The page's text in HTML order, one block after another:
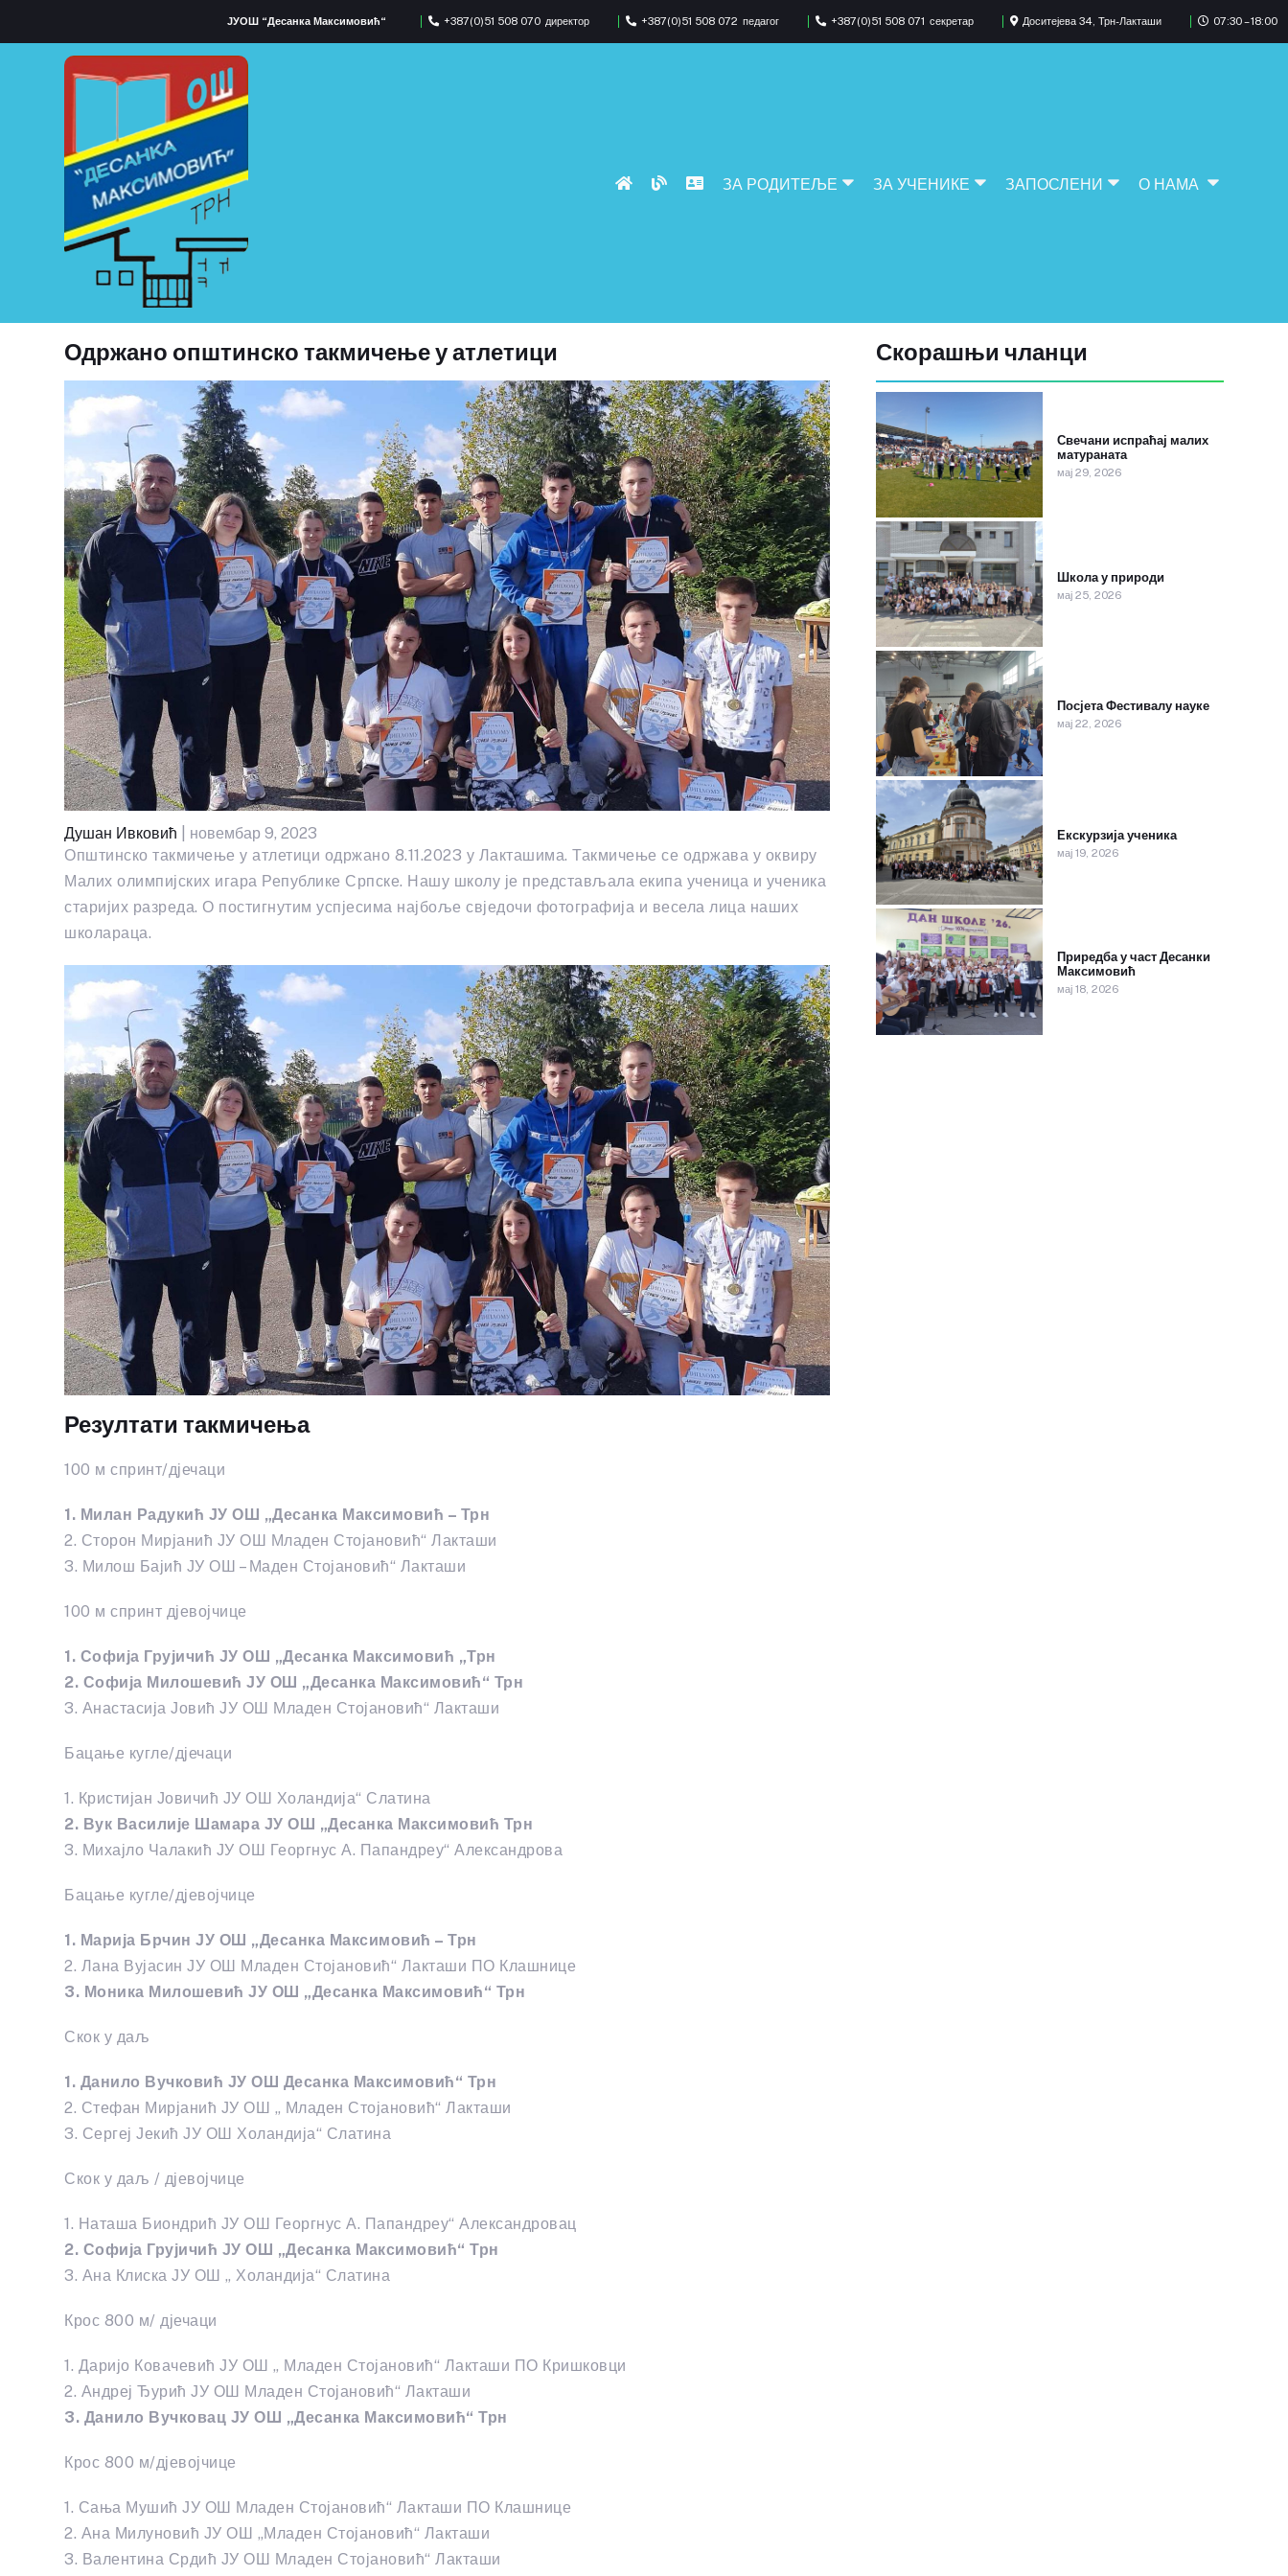
ЈУОШ “Десанка Максимовић“ +387(0)51 508 070 директор +387(0)51 508 072 педагог +387(0)51 508 071 секретар Доситејева 34, Трн-Лакташи 07:30 – 18:00
ЗА РОДИТЕЉЕ ЗА УЧЕНИКЕ ЗАПОСЛЕНИ О НАМА
Одржано општинско такмичење у атлетици
Душан Ивковић | новембар 9, 2023
Општинско такмичење у атлетици одржано 8.11.2023 у Лакташима. Такмичење се одржава у оквиру
Малих олимпијских игара Републике Српске. Нашу школу је представљала екипа ученица и ученика
старијих разреда. О постигнутим успјесима најбоље свједочи фотографија и весела лица наших
школараца.
Резултати такмичења
100 м спринт/дјечаци
1. Милан Радукић ЈУ ОШ „Десанка Максимовић – Трн
2. Сторон Мирјанић ЈУ ОШ Младен Стојановић“ Лакташи
3. Милош Бајић ЈУ ОШ – Маден Стојановић“ Лакташи
100 м спринт дјевојчице
1. Софија Грујичић ЈУ ОШ „Десанка Максимовић „Трн
2. Софија Милошевић ЈУ ОШ „Десанка Максимовић“ Трн
3. Анастасија Јовић ЈУ ОШ Младен Стојановић“ Лакташи
Бацање кугле/дјечаци
1. Кристијан Јовичић ЈУ ОШ Холандија“ Слатина
2. Вук Василије Шамара ЈУ ОШ „Десанка Максимовић Трн
3. Михајло Чалакић ЈУ ОШ Георгнус А. Папандреу“ Александрова
Бацање кугле/дјевојчице
1. Марија Брчин ЈУ ОШ „Десанка Максимовић – Трн
2. Лана Вујасин ЈУ ОШ Младен Стојановић“ Лакташи ПО Клашнице
3. Моника Милошевић ЈУ ОШ „Десанка Максимовић“ Трн
Скок у даљ
1. Данило Вучковић ЈУ ОШ Десанка Максимовић“ Трн
2. Стефан Мирјанић ЈУ ОШ „ Младен Стојановић“ Лакташи
3. Сергеј Јекић ЈУ ОШ Холандија“ Слатина
Скок у даљ / дјевојчице
1. Наташа Биондрић ЈУ ОШ Георгнус А. Папандреу“ Александровац
2. Софија Грујичић ЈУ ОШ „Десанка Максимовић“ Трн
3. Ана Клиска ЈУ ОШ „ Холандија“ Слатина
Крос 800 м/ дјечаци
1. Даријо Ковачевић ЈУ ОШ „ Младен Стојановић“ Лакташи ПО Кришковци
2. Андреј Ђурић ЈУ ОШ Младен Стојановић“ Лакташи
3. Данило Вучковац ЈУ ОШ „Десанка Максимовић“ Трн
Крос 800 м/дјевојчице
1. Сања Мушић ЈУ ОШ Младен Стојановић“ Лакташи ПО Клашнице
2. Ана Милуновић ЈУ ОШ „Младен Стојановић“ Лакташи
3. Валентина Срдић ЈУ ОШ Младен Стојановић“ Лакташи
Скорашњи чланци
Свечани испраћај малих
матураната
мај 29, 2026
Школа у природи
мај 25, 2026
Посјета Фестивалу науке
мај 22, 2026
Екскурзија ученика
мај 19, 2026
Приредба у част Десанки
Максимовић
мај 18, 2026